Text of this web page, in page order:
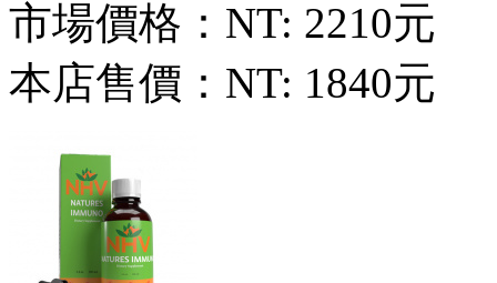
市場價格： NT: 2210元
本店售價： NT: 1840元